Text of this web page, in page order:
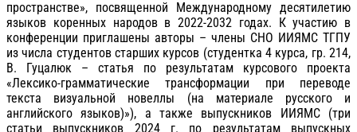
пространстве», посвященной Международному десятилетию
языков коренных народов в 2022-2032 годах. К участию в
конференции приглашены авторы – члены СНО ИИЯМС ТГПУ
из числа студентов старших курсов (студентка 4 курса, гр. 214,
В. Гуцалюк – статья по результатам курсового проекта
«Лексико-грамматические трансформации при переводе
текста визуальной новеллы (на материале русского и
английского языков)»), а также выпускников ИИЯМС (три
статьи выпускников 2024 г. по результатам выпускных